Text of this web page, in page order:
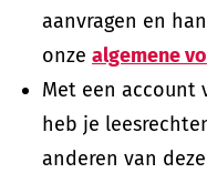
aanvragen en
onze algemene
Met een account
heb je
anderen van